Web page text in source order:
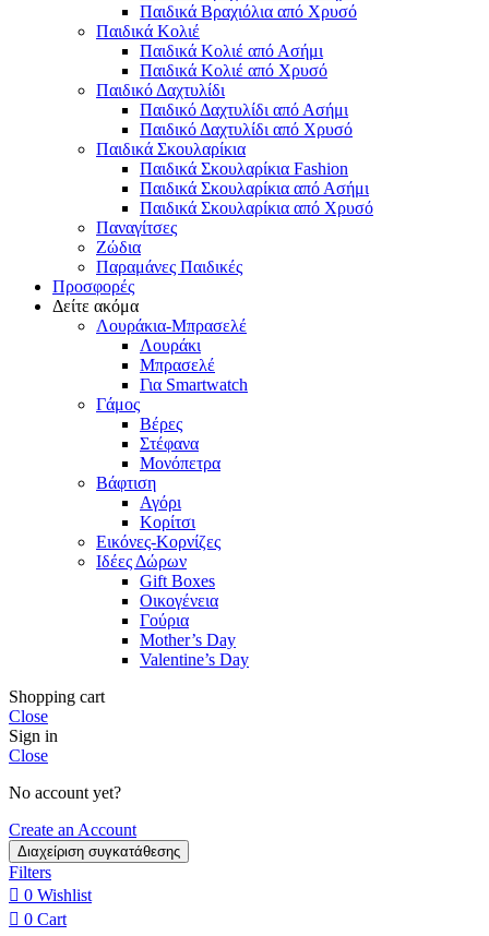
Παιδικά Βραχιόλια από Χρυσό
Παιδικά Κολιέ
Παιδικά Κολιέ από Ασήμι
Παιδικά Κολιέ από Χρυσό
Παιδικό Δαχτυλίδι
Παιδικό Δαχτυλίδι από Ασήμι
Παιδικό Δαχτυλίδι από Χρυσό
Παιδικά Σκουλαρίκια
Παιδικά Σκουλαρίκια Fashion
Παιδικά Σκουλαρίκια από Ασήμι
Παιδικά Σκουλαρίκια από Χρυσό
Παναγίτσες
Ζώδια
Παραμάνες Παιδικές
Προσφορές
Δείτε ακόμα
Λουράκια-Μπρασελέ
Λουράκι
Μπρασελέ
Για Smartwatch
Γάμος
Βέρες
Στέφανα
Μονόπετρα
Βάφτιση
Αγόρι
Κορίτσι
Εικόνες-Κορνίζες
Ιδέες Δώρων
Gift Boxes
Οικογένεια
Γούρια
Mother’s Day
Valentine’s Day
Shopping cart
Close
Sign in
Close
No account yet?
Create an Account
Διαχείριση συγκατάθεσης
Filters
0 Wishlist
0 Cart